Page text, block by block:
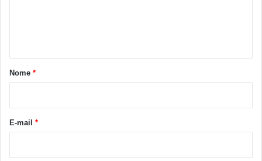
r
*
Nome *
E-mail *